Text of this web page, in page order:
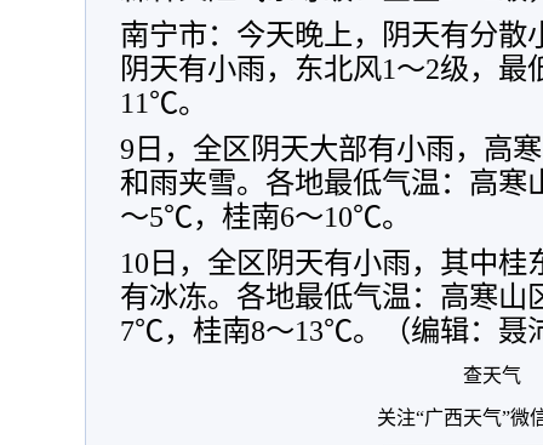
南宁市：今天晚上，阴天有分散
阴天有小雨，东北风1～2级，
11℃。
9日，全区阴天大部有小雨，高
和雨夹雪。各地最低气温：高
～5℃，桂南6～10℃。
10日，全区阴天有小雨，其中
有冰冻。各地最低气温：高寒
7℃，桂南8～13℃。（编辑：聂
查天气
关注“广西天气”微